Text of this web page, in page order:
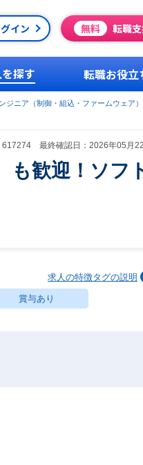
イン 無料 転職
探す 転職お役立
ジニア（制御・組込・ファームウェア）
617274 最終確認日：2026年05月
も歓迎！ソフ
求人の特徴タグの説明
賞与あり